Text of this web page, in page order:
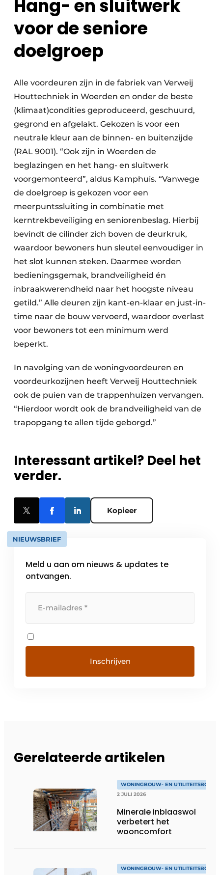
Hang- en sluitwerk
voor de seniore
doelgroep
Alle voordeuren zijn in de fabriek van Verweij
Houttechniek in Woerden en onder de beste
(klimaat)condities geproduceerd, geschuurd,
gegrond en afgelakt. Gekozen is voor een
neutrale kleur aan de binnen- en buitenzijde
(RAL 9001). “Ook zijn in Woerden de
beglazingen en het hang- en sluitwerk
voorgemonteerd”, aldus Kamphuis. “Vanwege
de doelgroep is gekozen voor een
meerpuntssluiting in combinatie met
kerntrekbeveiliging en seniorenbeslag. Hierbij
bevindt de cilinder zich boven de deurkruk,
waardoor bewoners hun sleutel eenvoudiger in
het slot kunnen steken. Daarmee worden
bedieningsgemak, brandveiligheid én
inbraakwerendheid naar het hoogste niveau
getild.” Alle deuren zijn kant-en-klaar en just-in-
time naar de bouw vervoerd, waardoor overlast
voor bewoners tot een minimum werd
beperkt.
In navolging van de woningvoordeuren en
voordeurkozijnen heeft Verweij Houttechniek
ook de puien van de trappenhuizen vervangen.
“Hierdoor wordt ook de brandveiligheid van de
trapopgang te allen tijde geborgd.”
Interessant artikel? Deel het
verder.
Kopieer
NIEUWSBRIEF
Meld u aan om nieuws & updates te
ontvangen.
Gerelateerde artikelen
WONINGBOUW- EN UTILITEITSBOUW
2 JULI 2026
Minerale inblaaswol
verbetert het
wooncomfort
WONINGBOUW- EN UTILITEITSBOUW